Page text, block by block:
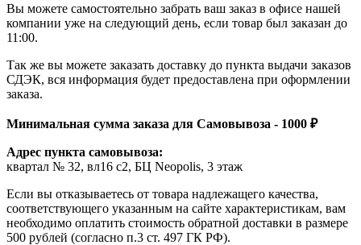
Вы можете самостоятельно забрать ваш заказ в офисе нашей
компании уже на следующий день, если товар был заказан до
11:00.
Так же вы можете заказать доставку до пункта выдачи заказов
СДЭК, вся информация будет предоставлена при оформлении
заказа.
Минимальная сумма заказа для Самовывоза - 1000 ₽
Адрес пункта самовывоза:
квартал № 32, вл16 с2, БЦ Neopolis, 3 этаж
Если вы отказываетесь от товара надлежащего качества,
соответствующего указанным на сайте характеристикам, вам
необходимо оплатить стоимость обратной доставки в размере
500 рублей (согласно п.3 ст. 497 ГК РФ).